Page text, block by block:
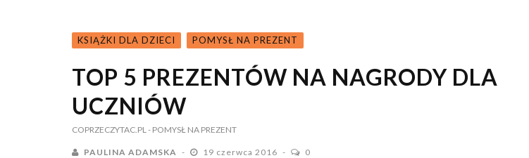
KSIĄŻKI DLA DZIECI POMYSŁ NA PREZENT
TOP 5 PREZENTÓW NA NAGRODY DLA
UCZNIÓW
COPRZECZYTAC.PL- POMYSŁ NA PREZENT
PAULINA ADAMSKA 19 czerwca 2016 0